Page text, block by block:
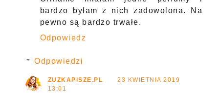
bardzo byłam z nich zadowolona. Na
pewno są bardzo trwałe.
Odpowiedz
Odpowiedzi
ZUZKAPISZE.PL
23 KWIETNIA 2019
13:01